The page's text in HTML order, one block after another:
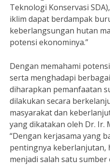
Teknologi Konservasi
iklim dapat berdampak
keberlangsungan hutan
potensi ekonominya.”
Dengan memahami
serta menghadapi
diharapkan pemanfaatan
dilakukan secara
masyarakat dan
yang dikatakan oleh Dr. Ir.
“Dengan kerjasama yang
pentingnya keberlanjutan,
menjadi salah satu